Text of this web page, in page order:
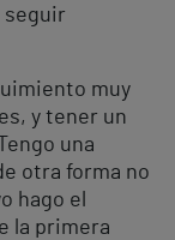
seguir
muy
y tener un
una
otra forma no
hago el
la primera